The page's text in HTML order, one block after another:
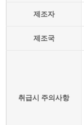
제조자
제조국
취급시 주의사항